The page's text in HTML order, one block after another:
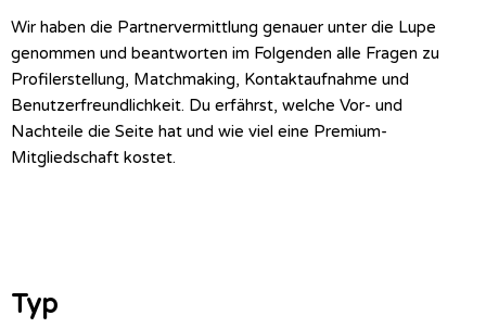
Wir haben die Partnervermittlung genauer unter die Lupe
genommen und beantworten im Folgenden alle Fragen zu
Profilerstellung, Matchmaking, Kontaktaufnahme und
Benutzerfreundlichkeit. Du erfährst, welche Vor- und
Nachteile die Seite hat und wie viel eine Premium-
Mitgliedschaft kostet.
Typ